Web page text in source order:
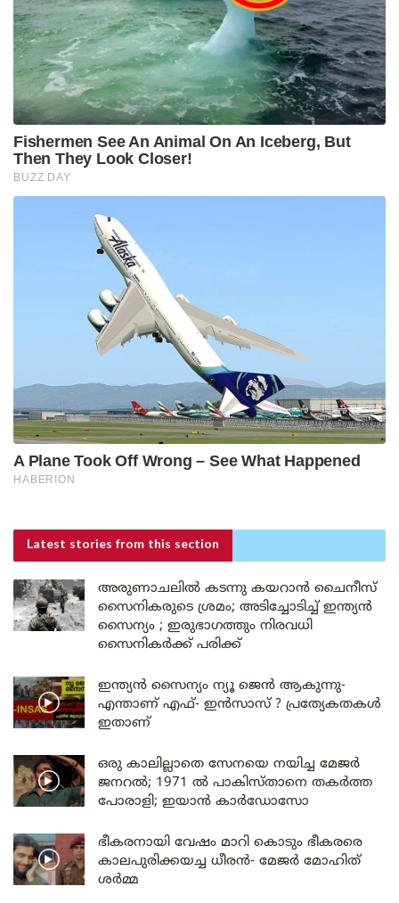
Latest stories from this section
അരുണാചലിൽ കടന്നു കയറാൻ ചൈനീസ്
സൈനികരുടെ ശ്രമം; അടിച്ചോടിച്ച് ഇന്ത്യൻ
സൈന്യം ; ഇരുഭാഗത്തും നിരവധി
സൈനികർക്ക് പരിക്ക്
ഇന്ത്യൻ സൈന്യം ന്യൂ ജെൻ ആകുന്നു-
എന്താണ് എഫ്- ഇൻസാസ് ? പ്രത്യേകതകൾ
ഇതാണ്
ഒരു കാലില്ലാതെ സേനയെ നയിച്ച മേജർ
ജനറൽ; 1971 ൽ പാകിസ്താനെ തകർത്ത
പോരാളി; ഇയാൻ കാർഡോസോ
ഭീകരനായി വേഷം മാറി കൊടും ഭീകരരെ
കാലപുരിക്കയച്ച ധീരൻ- മേജർ മോഹിത്
ശർമ്മ